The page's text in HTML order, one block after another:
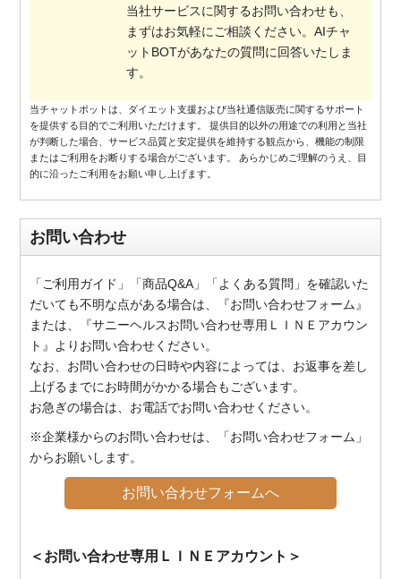
当社サービスに関するお問い合わせも、
まずはお気軽にご相談ください。AIチャ
ットBOTがあなたの質問に回答いたしま
す。
当チャットボットは、ダイエット支援および当社通信販売に関するサポート
を提供する目的でご利用いただけます。 提供目的以外の用途での利用と当社
が判断した場合、サービス品質と安定提供を維持する観点から、機能の制限
またはご利用をお断りする場合がございます。 あらかじめご理解のうえ、目
的に沿ったご利用をお願い申し上げます。
お問い合わせ
「ご利用ガイド」「商品Q&A」「よくある質問」を確認いた
だいても不明な点がある場合は、『お問い合わせフォーム』
または、『サニーヘルスお問い合わせ専用ＬＩＮＥアカウン
ト』よりお問い合わせください。
なお、お問い合わせの日時や内容によっては、お返事を差し
上げるまでにお時間がかかる場合もございます。
お急ぎの場合は、お電話でお問い合わせください。
※企業様からのお問い合わせは、「お問い合わせフォーム」
からお願いします。
お問い合わせフォームへ
＜お問い合わせ専用ＬＩＮＥアカウント＞